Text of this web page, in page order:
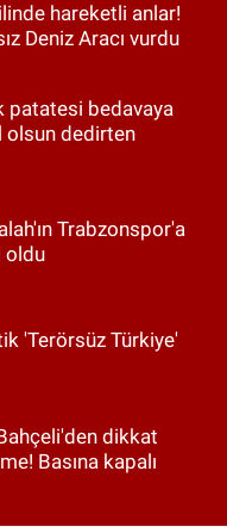
hareketli anlar!
Deniz Aracı vurdu
patatesi bedavaya
olsun dedirten
Trabzonspor'a
oldu
'Terörsüz Türkiye'
dikkat
Basına kapalı